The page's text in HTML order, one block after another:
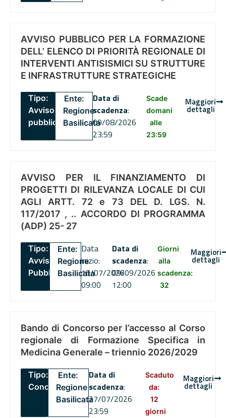
AVVISO PUBBLICO PER LA FORMAZIONE
DELL’ ELENCO DI PRIORITÀ REGIONALE DI
INTERVENTI ANTISISMICI SU STRUTTURE
E INFRASTRUTTURE STRATEGICHE
Tipo:
Avviso
pubblico
Ente:
Regione
Basilicata
Data di
scadenza:
09/08/2026
23:59
Scade
domani
alle
23:59
Maggiori
dettagli
AVVISO PER IL FINANZIAMENTO DI
PROGETTI DI RILEVANZA LOCALE DI CUI
AGLI ARTT. 72 e 73 DEL D. LGS. N.
117/2017 , .. ACCORDO DI PROGRAMMA
(ADP) 25- 27
Tipo:
Avviso
Pubblico
Ente:
Regione
Basilicata
Data
inizio:
16/07/2026
09:00
Data di
scadenza:
09/09/2026
12:00
Giorni
alla
scadenza:
32
Maggiori
dettagli
Bando di Concorso per l’accesso al Corso
regionale di Formazione Specifica in
Medicina Generale – triennio 2026/2029
Tipo:
Concorsi
Ente:
Regione
Basilicata
Data di
scadenza:
27/07/2026
23:59
Scaduto
da:
12
giorni
Maggiori
dettagli